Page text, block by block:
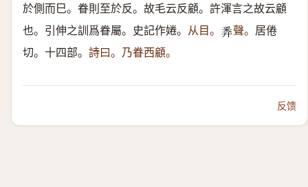
於側而巳。眷則至於反。故毛云反顧。許渾言之故云顧
也。引伸之訓爲眷屬。史記作婘。 从目。 𢍏 聲。 居倦
切。十四部。 詩曰。乃眷西顧。
反馈